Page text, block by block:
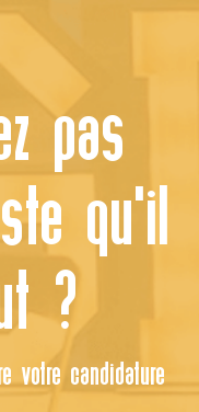
pas
qu'il
?
votre candidature